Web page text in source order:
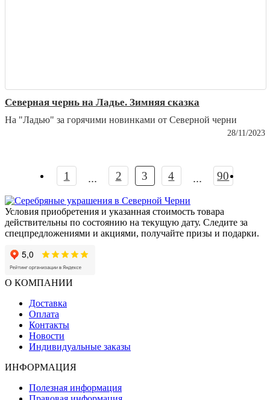
Северная чернь на Ладье. Зимняя сказка
На "Ладью" за горячими новинками от Северной черни
28/11/2023
1 ... 2 3 4 ... 90
Условия приобретения и указанная стоимость товара
действительны по состоянию на текущую дату. Следите за
спецпредложениями и акциями, получайте призы и подарки.
О КОМПАНИИ
Доставка
Оплата
Контакты
Новости
Индивидуальные заказы
ИНФОРМАЦИЯ
Полезная информация